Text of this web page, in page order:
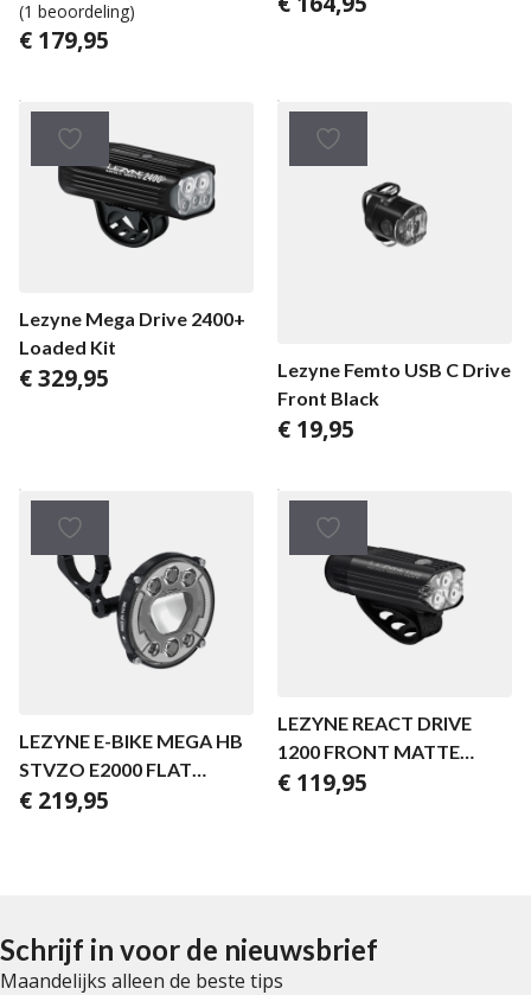
(1 beoordeling)
€ 179,95
Lezyne Mega Drive 2400+
Loaded Kit
€329,95
Lezyne Femto USB C Drive
Front Black
€ 19,95
LEZYNE E-BIKE MEGA HB
STVZO E2000 FLAT
BLACK
€ 219,95
LEZYNE REACT DRIVE
1200 FRONT MATTE
BLACK
€ 119,95
Schrijf in voor de nieuwsbrief
Maandelijks alleen de beste tips